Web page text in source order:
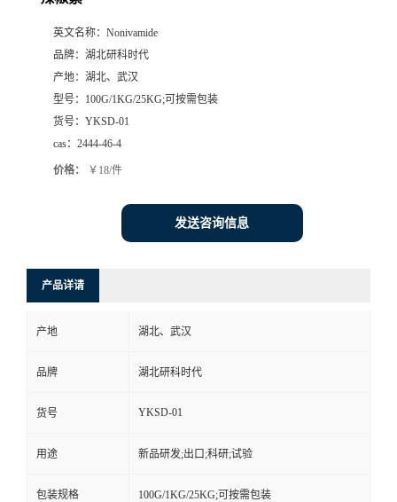
英文名称： Nonivamide
品牌： 湖北研科时代
产地： 湖北、武汉
型号： 100G/1KG/25KG;可按需包装
货号： YKSD-01
cas： 2444-46-4
价格： ￥18/件
发送咨询信息
产品详请
产地 湖北、武汉
品牌 湖北研科时代
货号 YKSD-01
用途 新品研发;出口;科研;试验
包装规格 100G/1KG/25KG;可按需包装